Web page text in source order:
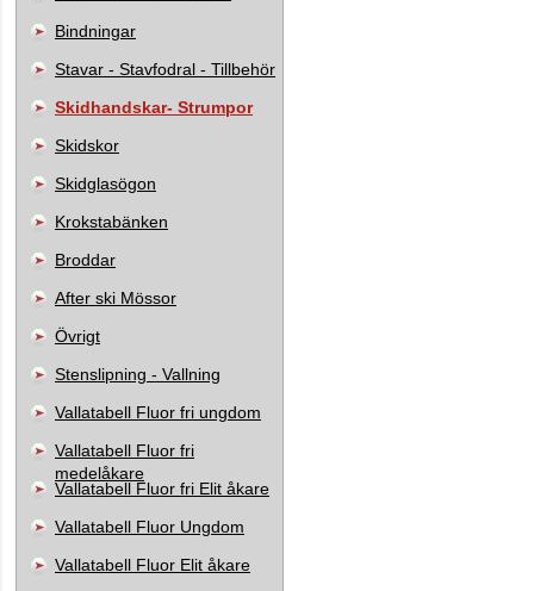
Bindningar
Stavar - Stavfodral - Tillbehör
Skidhandskar- Strumpor
Skidskor
Skidglasögon
Krokstabänken
Broddar
After ski Mössor
Övrigt
Stenslipning - Vallning
Vallatabell Fluor fri ungdom
Vallatabell Fluor fri
medelåkare
Vallatabell Fluor fri Elit åkare
Vallatabell Fluor Ungdom
Vallatabell Fluor Elit åkare